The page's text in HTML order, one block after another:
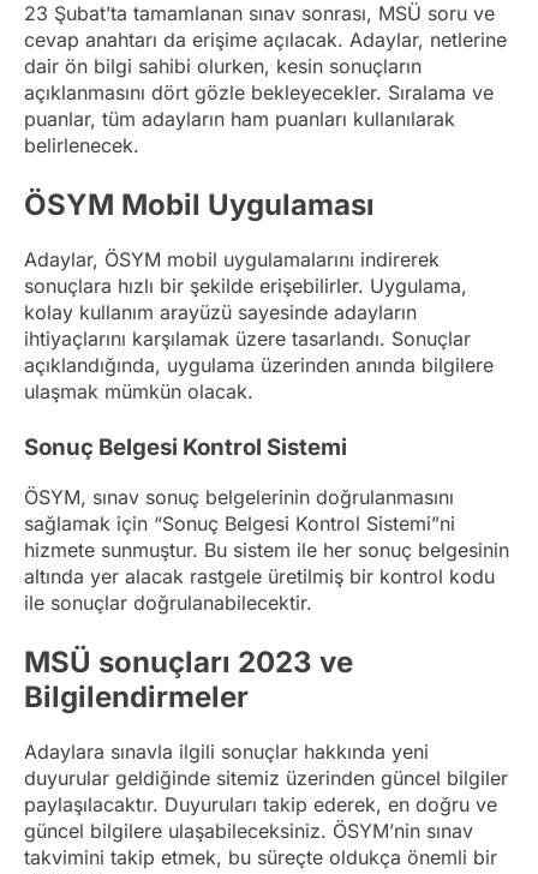
23 Şubat’ta tamamlanan sınav sonrası, MSÜ soru ve
cevap anahtarı da erişime açılacak. Adaylar, netlerine
dair ön bilgi sahibi olurken, kesin sonuçların
açıklanmasını dört gözle bekleyecekler. Sıralama ve
puanlar, tüm adayların ham puanları kullanılarak
belirlenecek.
ÖSYM Mobil Uygulaması
Adaylar, ÖSYM mobil uygulamalarını indirerek
sonuçlara hızlı bir şekilde erişebilirler. Uygulama,
kolay kullanım arayüzü sayesinde adayların
ihtiyaçlarını karşılamak üzere tasarlandı. Sonuçlar
açıklandığında, uygulama üzerinden anında bilgilere
ulaşmak mümkün olacak.
Sonuç Belgesi Kontrol Sistemi
ÖSYM, sınav sonuç belgelerinin doğrulanmasını
sağlamak için “Sonuç Belgesi Kontrol Sistemi”ni
hizmete sunmuştur. Bu sistem ile her sonuç belgesinin
altında yer alacak rastgele üretilmiş bir kontrol kodu
ile sonuçlar doğrulanabilecektir.
MSÜ sonuçları 2023 ve
Bilgilendirmeler
Adaylara sınavla ilgili sonuçlar hakkında yeni
duyurular geldiğinde sitemiz üzerinden güncel bilgiler
paylaşılacaktır. Duyuruları takip ederek, en doğru ve
güncel bilgilere ulaşabileceksiniz. ÖSYM’nin sınav
takvimini takip etmek, bu süreçte oldukça önemli bir